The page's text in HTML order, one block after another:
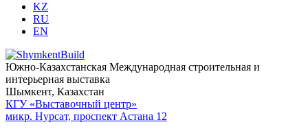
KZ
RU
EN
Южно-Казахстанская Международная строительная и
интерьерная выставка
Шымкент, Казахстан
КГУ «Выставочный центр»
микр. Нурсат, проспект Астана 12